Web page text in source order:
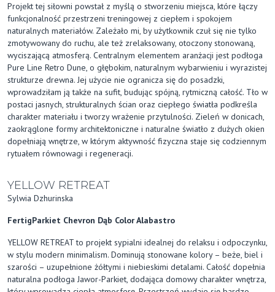
Projekt tej siłowni powstał z myślą o stworzeniu miejsca, które łączy
funkcjonalność przestrzeni treningowej z ciepłem i spokojem
naturalnych materiałów. Zależało mi, by użytkownik czuł się nie tylko
zmotywowany do ruchu, ale też zrelaksowany, otoczony stonowaną,
wyciszającą atmosferą. Centralnym elementem aranżacji jest podłoga
Pure Line Retro Dune, o głębokim, naturalnym wybarwieniu i wyrazistej
strukturze drewna. Jej użycie nie ogranicza się do posadzki,
wprowadziłam ją także na sufit, budując spójną, rytmiczną całość. Tło w
postaci jasnych, strukturalnych ścian oraz ciepłego światła podkreśla
charakter materiału i tworzy wrażenie przytulności. Zieleń w donicach,
zaokrąglone formy architektoniczne i naturalne światło z dużych okien
dopełniają wnętrze, w którym aktywność fizyczna staje się codziennym
rytuałem równowagi i regeneracji.
YELLOW RETREAT
Sylwia Dzhurinska
FertigParkiet Chevron Dąb Color Alabastro
YELLOW RETREAT to projekt sypialni idealnej do relaksu i odpoczynku,
w stylu modern minimalism. Dominują stonowane kolory – beże, biel i
szarości – uzupełnione żółtymi i niebieskimi detalami. Całość dopełnia
naturalna podłoga Jawor-Parkiet, dodająca domowy charakter wnętrza,